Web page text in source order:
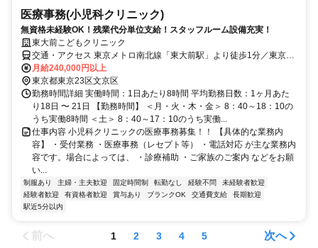
医療事務(小児科クリニック)
無資格未経験OK！残業代分単位支給！スタッフルーム設備充実！
東大前こどもクリニック
交通・アクセス 東京メトロ南北線「東大前駅」より徒歩1分／東京メ
トロ千代田線「根津駅」より徒歩11分／都営三田線「春日駅」より徒
歩12分 ※自転車通勤OK!
月給240,000円以上
東京都東京23区文京区
勤務時間詳細 実働時間：1日あたり8時間 平均勤務日数：1ヶ月あた
り18日 〜 21日 【勤務時間】 ＜月・火・木・金＞ 8：40～18：10の
うち実働8時間 ＜土＞ 8：40～17：10のうち実働...
仕事内容 小児科クリニックの医療事務募集！！ 【具体的な業務内
容】 ・受付業務 ・医療事務（レセプト等） ・電話対応 が主な業務内
容です。場合によっては、 ・診療補助 ・ご家族のご案内 などをお願
い...
制服あり 主婦・主夫歓迎 固定時間制 転勤なし 経験不問
未経験者歓迎
経験者歓迎
有資格者歓迎 賞与あり ブランクOK 交通費支給
長期歓迎
駅近5分以内
前へ 1 2 3 4 5 次へ